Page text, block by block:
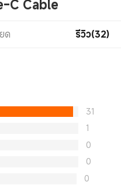
C Cable
ด รีวิว(32)
31
1
0
0
0